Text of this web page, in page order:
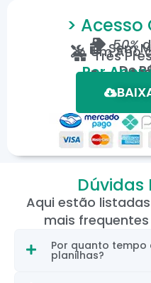
>
50%
Sem
Um Ano
Três
De
Por
Em até
*Oferta válida
Dúvidas
Aqui estão
mais
Por quanto tempo
planilhas?